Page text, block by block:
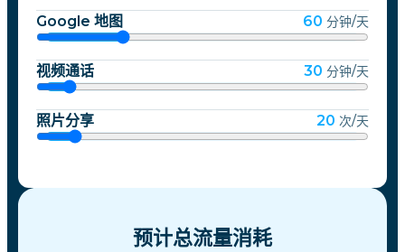
Google 地图 60 分钟/天
视频通话 30 分钟/天
照片分享 20 次/天
预计总流量消耗